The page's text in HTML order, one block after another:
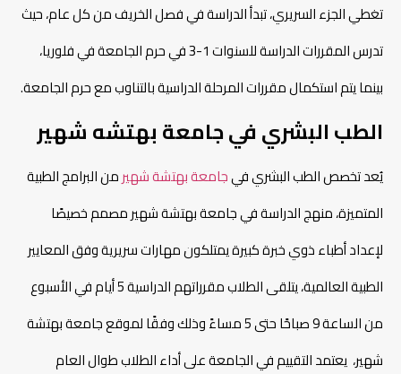
تغطي الجزء السريري، تبدأ الدراسة في فصل الخريف من كل عام، حيث
تدرس المقررات الدراسة للسنوات 1-3 في حرم الجامعة في فلوريا،
بينما يتم استكمال مقررات المرحلة الدراسية بالتناوب مع حرم الجامعة.
الطب البشري في جامعة بهتشه شهير
يُعد تخصص الطب البشري فيجامعة بهتشة شهيرمن البرامج الطبية
المتميزة، منهج الدراسة في جامعة بهتشة شهير مصمم خصيصًا
لإعداد أطباء ذوي خبرة كبيرة يمتلكون مهارات سريرية وفق المعايير
الطبية العالمية، يتلقى الطلاب مقرراتهم الدراسية 5 أيام في الأسبوع
من الساعة 9 صباحًا حتى 5 مساءً وذلك وفقًا لموقع جامعة بهتشة
شهير، يعتمد التقييم في الجامعة على أداء الطلاب طوال العام